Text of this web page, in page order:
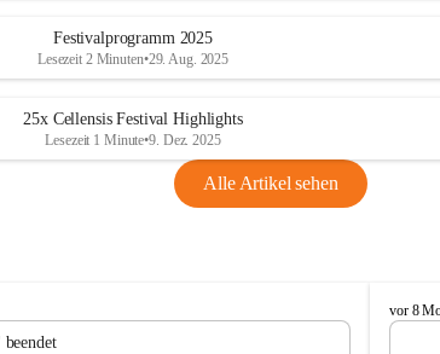
Festivalprogramm 2025
Lesezeit 2 Minuten•29. Aug. 2025
25x Cellensis Festival Highlights
Lesezeit 1 Minute•9. Dez. 2025
Alle Artikel sehen
C
e
vor 8